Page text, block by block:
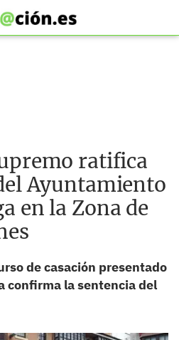
ratifica
Ayuntamiento
en la Zona de
de casación presentado
confirma la sentencia del